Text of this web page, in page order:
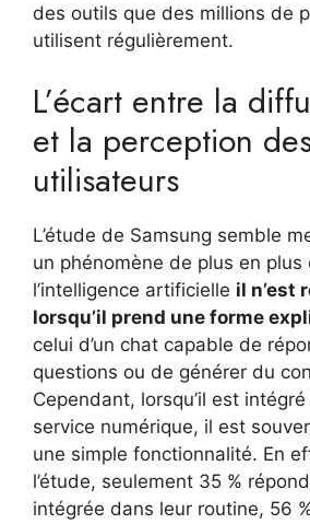
des outils que des millions de
utilisent régulièrement.
L’écart entre la
et la perception
utilisateurs
L’étude de Samsung semble
un phénomène de plus en plus
l’intelligence artificielle il n’est
lorsqu’il prend une forme
celui d’un chat capable de
questions ou de générer du
Cependant, lorsqu’il est
service numérique, il est
une simple fonctionnalité. En
l’étude, seulement 35 %
intégrée dans leur routine, 56